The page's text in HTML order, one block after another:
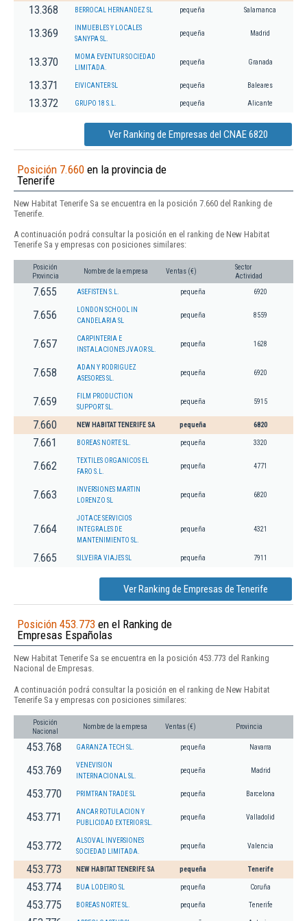
13.368 BERROCAL HERNANDEZ SL pequeña Salamanca
13.369
INMUEBLES Y LOCALES
SANYPA SL.
pequeña Madrid
13.370
MOMA EVENTUR SOCIEDAD
LIMITADA.
pequeña Granada
13.371 EIVICANTER SL pequeña Baleares
13.372 GRUPO 18 S.L. pequeña Alicante
Ver Ranking de Empresas del CNAE 6820
Posición 7.660 en la provincia de
Tenerife
New Habitat Tenerife Sa se encuentra en la posición 7.660 del Ranking de
Tenerife.
A continuación podrá consultar la posición en el ranking de New Habitat
Tenerife Sa y empresas con posiciones similares:
Posición
Provincia
Nombre de la empresa Ventas (€)
Sector
Actividad
7.655 ASEFISTEN S.L. pequeña 6920
7.656
LONDON SCHOOL IN
CANDELARIA SL
pequeña 8559
7.657
CARPINTERIA E
INSTALACIONES JVAOR SL.
pequeña 1628
7.658
ADAN Y RODRIGUEZ
ASESORES SL.
pequeña 6920
7.659
FILM PRODUCTION
SUPPORT SL.
pequeña 5915
7.660 NEW HABITAT TENERIFE SA pequeña 6820
7.661 BOREAS NORTE SL. pequeña 3320
7.662
TEXTILES ORGANICOS EL
FARO S.L.
pequeña 4771
7.663
INVERSIONES MARTIN
LORENZO SL
pequeña 6820
7.664
JOTACE SERVICIOS
INTEGRALES DE
MANTENIMIENTO SL.
pequeña 4321
7.665 SILVEIRA VIAJES SL pequeña 7911
Ver Ranking de Empresas de Tenerife
Posición 453.773 en el Ranking de
Empresas Españolas
New Habitat Tenerife Sa se encuentra en la posición 453.773 del Ranking
Nacional de Empresas.
A continuación podrá consultar la posición en el ranking de New Habitat
Tenerife Sa y empresas con posiciones similares:
Posición
Nacional
Nombre de la empresa Ventas (€) Provincia
453.768 GARANZA TECH SL. pequeña Navarra
453.769
VENEVISION
INTERNACIONAL SL.
pequeña Madrid
453.770 PRIMTRAN TRADE SL pequeña Barcelona
453.771
ANCAR ROTULACION Y
PUBLICIDAD EXTERIOR SL.
pequeña Valladolid
453.772
ALSOVAL INVERSIONES
SOCIEDAD LIMITADA.
pequeña Valencia
453.773 NEW HABITAT TENERIFE SA pequeña Tenerife
453.774 BUA LODEIRO SL pequeña Coruña
453.775 BOREAS NORTE SL. pequeña Tenerife